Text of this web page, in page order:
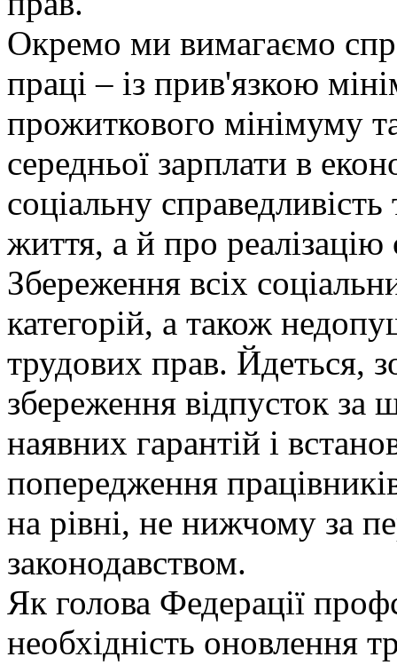
Окремо ми вимагаємо
праці – із прив'язкою
прожиткового мінімуму
середньої зарплати в
соціальну
життя, а й про реалізацію
Збереження всіх
категорій, а також
трудових прав. Йдеться,
збереження відпусток за
наявних гарантій і
попередження
на рівні, не нижчому за
законодавством.
Як голова Федерації
необхідність оновлення